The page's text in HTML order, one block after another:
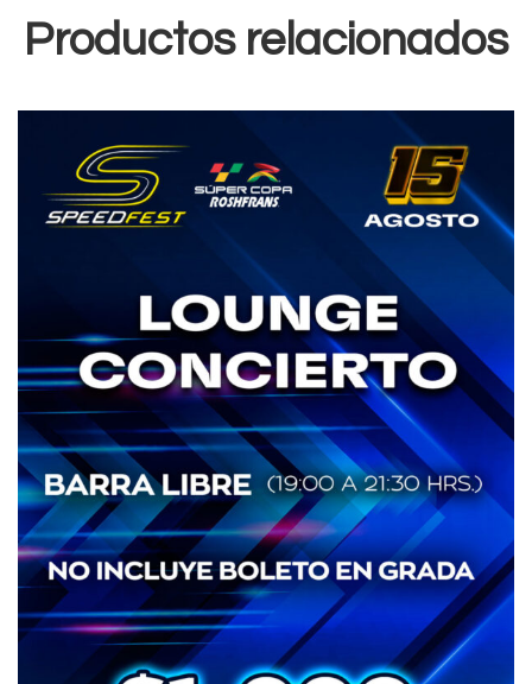
Productos relacionados